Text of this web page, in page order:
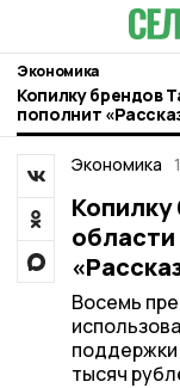
Экономика
Копилку брендов
пополнит
Экономика
Восемь
поддержки
тысяч